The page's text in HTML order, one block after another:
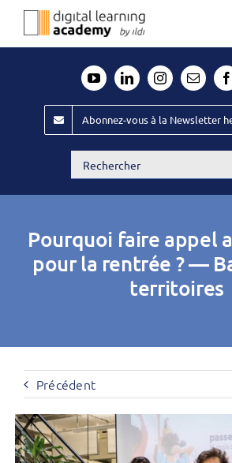
Passer
Évènements ILDI
Offres d’emploi
Publiez
Abonnez-vous à la Newsletter
Rechercher:
Pourquoi faire appel
pour la rentrée ? —
territoires
Précédent